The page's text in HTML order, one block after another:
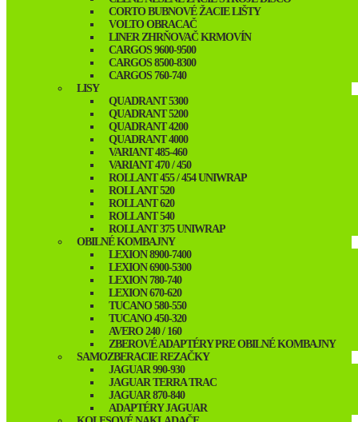
CORTO BUBNOVÉ ŽACIE LIŠTY
VOLTO OBRACAČ
LINER ZHRŇOVAČ KRMOVÍN
CARGOS 9600-9500
CARGOS 8500-8300
CARGOS 760-740
LISY
QUADRANT 5300
QUADRANT 5200
QUADRANT 4200
QUADRANT 4000
VARIANT 485-460
VARIANT 470 / 450
ROLLANT 455 / 454 UNIWRAP
ROLLANT 520
ROLLANT 620
ROLLANT 540
ROLLANT 375 UNIWRAP
OBILNÉ KOMBAJNY
LEXION 8900-7400
LEXION 6900-5300
LEXION 780-740
LEXION 670-620
TUCANO 580-550
TUCANO 450-320
AVERO 240 / 160
ZBEROVÉ ADAPTÉRY PRE OBILNÉ KOMBAJNY
SAMOZBERACIE REZAČKY
JAGUAR 990-930
JAGUAR TERRA TRAC
JAGUAR 870-840
ADAPTÉRY JAGUAR